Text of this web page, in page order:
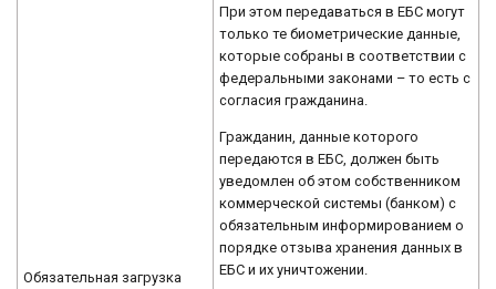
Обязательная загрузка
При этом передаваться в ЕБС могут
только те биометрические данные,
которые собраны в соответствии с
федеральными законами – то есть с
согласия гражданина.
Гражданин, данные которого
передаются в ЕБС, должен быть
уведомлен об этом собственником
коммерческой системы (банком) с
обязательным информированием о
порядке отзыва хранения данных в
ЕБС и их уничтожении.